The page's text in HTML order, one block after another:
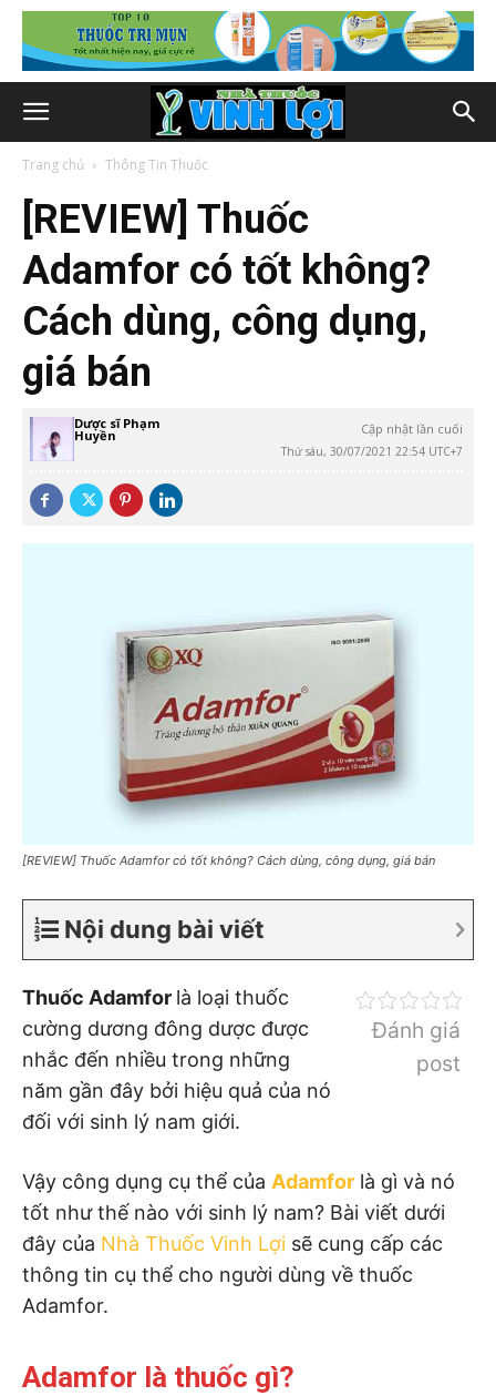
Trang chủ Thông Tin Thuốc
[REVIEW] Thuốc
Adamfor có tốt không?
Cách dùng, công dụng,
giá bán
Dược sĩ Phạm
Huyền Cập nhật lần cuối
Thứ sáu, 30/07/2021 22:54 UTC+7
[REVIEW] Thuốc Adamfor có tốt không? Cách dùng, công dụng, giá bán
Nội dung bài viết
Đánh giá
post
Thuốc Adamfor là loại thuốc
cường dương đông dược được
nhắc đến nhiều trong những
năm gần đây bởi hiệu quả của nó
đối với sinh lý nam giới.
Vậy công dụng cụ thể của Adamfor là gì và nó
tốt như thế nào với sinh lý nam? Bài viết dưới
đây của Nhà Thuốc Vinh Lợi sẽ cung cấp các
thông tin cụ thể cho người dùng về thuốc
Adamfor.
Adamfor là thuốc gì?